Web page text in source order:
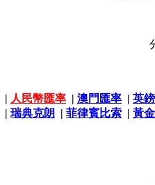
| 人民幣匯率 | 澳門匯率 | 英
| 瑞典克朗 | 菲律賓比索 | 黃